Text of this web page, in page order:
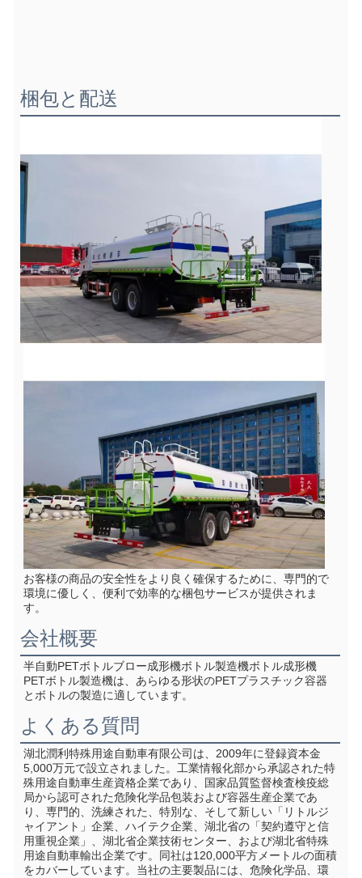
梱包と配送
お客様の商品の安全性をより良く確保するために、専門的で
環境に優しく、便利で効率的な梱包サービスが提供されま
す。
会社概要
半自動PETボトルブロー成形機ボトル製造機ボトル成形機
PETボトル製造機は、あらゆる形状のPETプラスチック容器
とボトルの製造に適しています。
よくある質問
湖北潤利特殊用途自動車有限公司は、2009年に登録資本金
5,000万元で設立されました。工業情報化部から承認された特
殊用途自動車生産資格企業であり、国家品質監督検査検疫総
局から認可された危険化学品包装および容器生産企業であ
り、専門的、洗練された、特別な、そして新しい「リトルジ
ャイアント」企業、ハイテク企業、湖北省の「契約遵守と信
用重視企業」、湖北省企業技術センター、および湖北省特殊
用途自動車輸出企業です。同社は120,000平方メートルの面積
をカバーしています。当社の主要製品には、危険化学品、環